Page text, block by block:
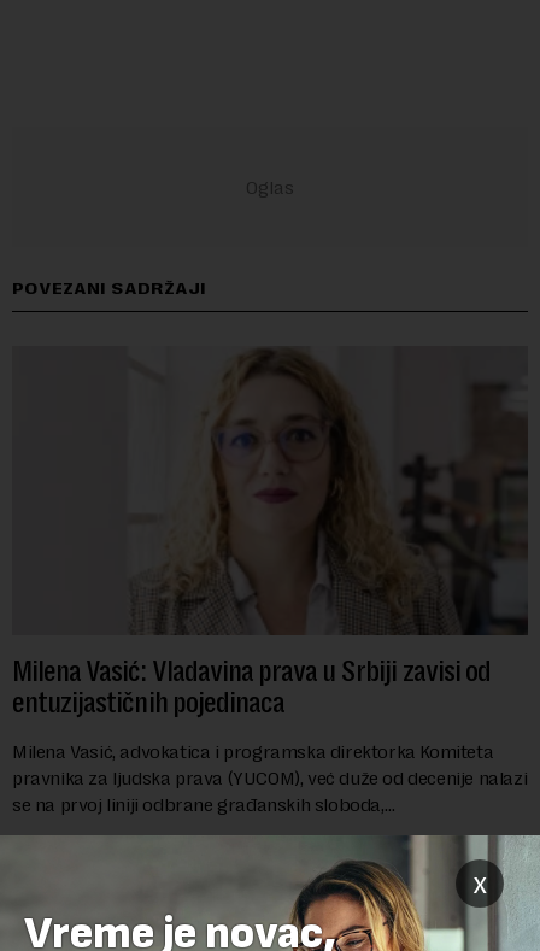
POVEZANI SADRŽAJI
Milena Vasić: Vladavina prava u Srbiji zavisi od
entuzijastičnih pojedinaca
Milena Vasić, advokatica i programska direktorka Komiteta
pravnika za ljudska prava (YUCOM), već duže od decenije nalazi
se na prvoj liniji odbrane građanskih sloboda,
marginalizovanih grupa, žrtava diskrimi...
x
Vreme je novac,